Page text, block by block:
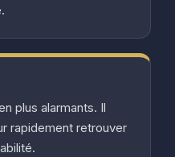
plus alarmants. Il
rapidement retrouver